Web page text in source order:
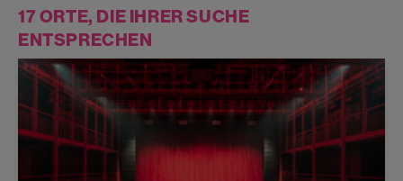
17 ORTE, DIE IHRER SUCHE
ENTSPRECHEN